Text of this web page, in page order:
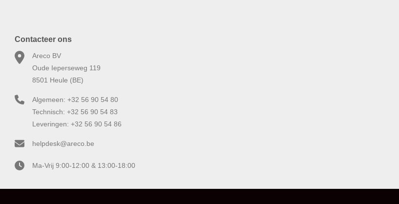
Contacteer ons
Areco BV
Oude Ieperseweg 119
8501 Heule (BE)
Algemeen: +32 56 90 54 80
Technisch: +32 56 90 54 83
Leveringen: +32 56 90 54 86
helpdesk@areco.be
Ma-Vrij 9:00-12:00 & 13:00-18:00